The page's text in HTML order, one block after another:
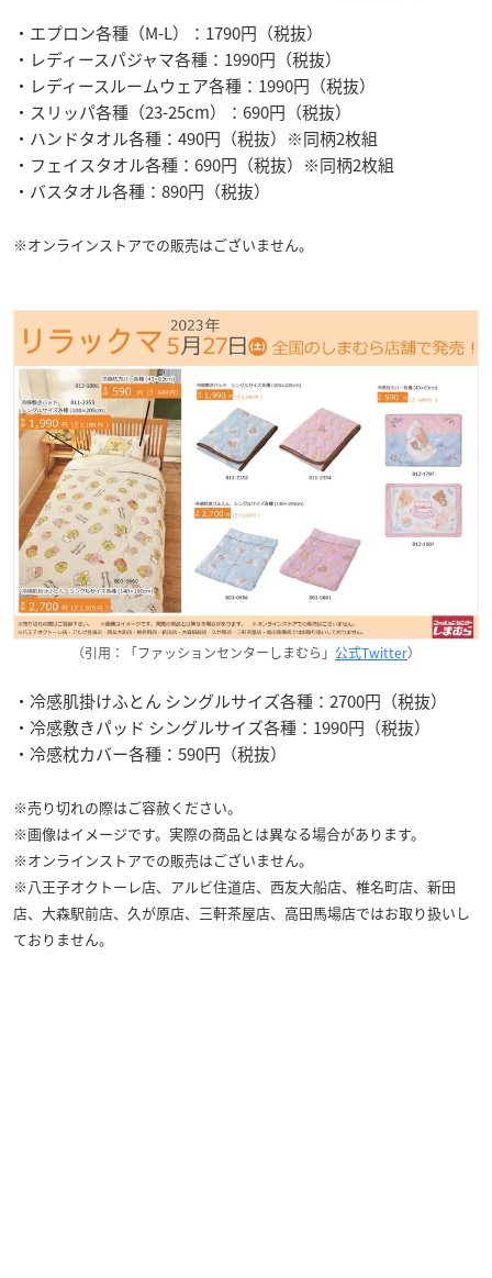
・エプロン各種（M-L）：1790円（税抜）
・レディースパジャマ各種：1990円（税抜）
・レディースルームウェア各種：1990円（税抜）
・スリッパ各種（23-25cm）：690円（税抜）
・ハンドタオル各種：490円（税抜）※同柄2枚組
・フェイスタオル各種：690円（税抜）※同柄2枚組
・バスタオル各種：890円（税抜）
※オンラインストアでの販売はございません。
（引用：「ファッションセンターしまむら」 公式Twitter）
・冷感肌掛けふとん シングルサイズ各種：2700円（税抜）
・冷感敷きパッド シングルサイズ各種：1990円（税抜）
・冷感枕カバー各種：590円（税抜）
※売り切れの際はご容赦ください。
※画像はイメージです。実際の商品とは異なる場合があります。
※オンラインストアでの販売はございません。
※八王子オクトーレ店、アルビ住道店、西友大船店、椎名町店、新田
店、大森駅前店、久が原店、三軒茶屋店、高田馬場店ではお取り扱いし
ておりません。